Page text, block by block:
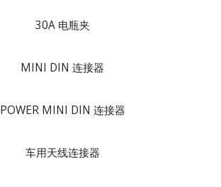
30A 电瓶夹
MINI DIN 连接器
POWER MINI DIN 连接器
车用天线连接器